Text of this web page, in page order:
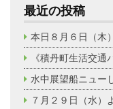
最近の投稿
本日８月６日（木
《積丹町生活交通
水中展望船ニュー
７月２９日（水）